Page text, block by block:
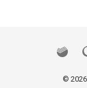
©